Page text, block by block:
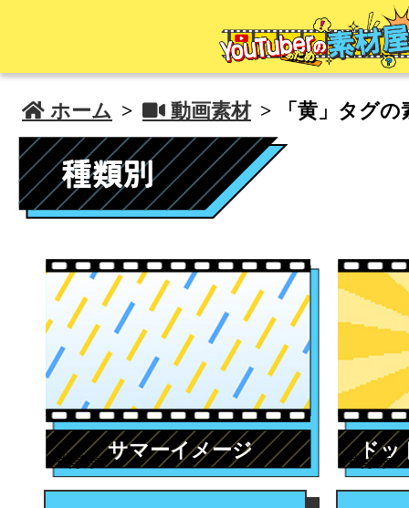
 ホーム >  動画素材 > 「黄」タグの
#背景 サマーイメージ #背景
ドッ